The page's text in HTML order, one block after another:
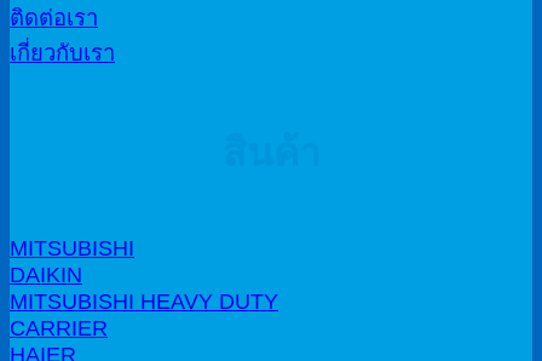
ติดต่อเรา
เกี่ยวกับเรา
MITSUBISHI
DAIKIN
MITSUBISHI HEAVY DUTY
CARRIER
HAIER